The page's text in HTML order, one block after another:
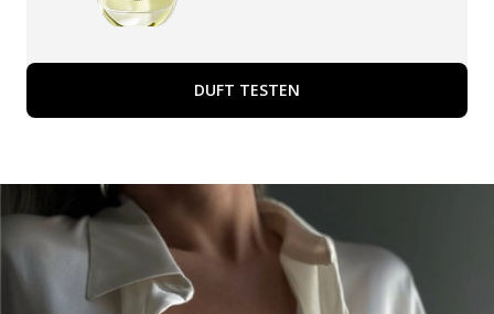
DUFT TESTEN